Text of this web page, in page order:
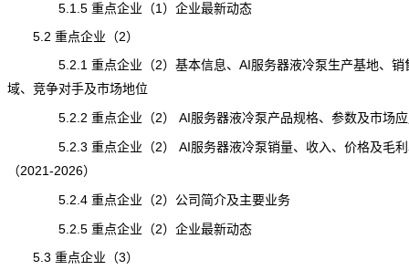
5.1.5 重点企业（1）企业最新动态
5.2 重点企业（2）
5.2.1 重点企业（2）基本信息、AI服务器液冷泵生产基地、销
域、竞争对手及市场地位
5.2.2 重点企业（2） AI服务器液冷泵产品规格、参数及市场应
5.2.3 重点企业（2） AI服务器液冷泵销量、收入、价格及毛利
（2021-2026）
5.2.4 重点企业（2）公司简介及主要业务
5.2.5 重点企业（2）企业最新动态
5.3 重点企业（3）